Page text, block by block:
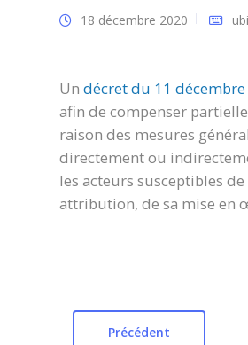
18 décembre 2020
Un décret du 11
afin de compenser
raison des mesures
directement ou
les acteurs susceptibles
attribution, de sa mise en
Précédent